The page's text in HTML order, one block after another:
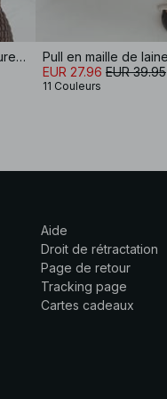
Pull en maille de laine mélangée à encolure ronde
EUR 27.96 EUR 39.95
11 Couleurs
Aide
Droit de rétractation
Page de retour
Tracking page
Cartes cadeaux